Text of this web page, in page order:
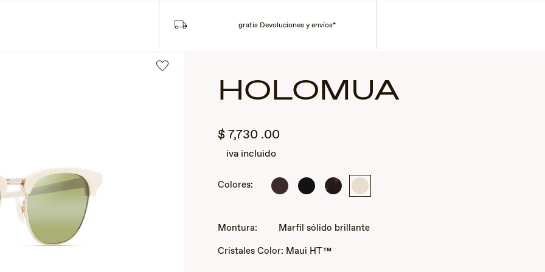
DE
HOLOMUA
$7,730 .00
iva incluido
Colores:
Marrón Negro HabanaMarfil
Montura:
Marfil sólido brillante
Cristales Color: Maui HT™
gratis Devoluciones y envíos*